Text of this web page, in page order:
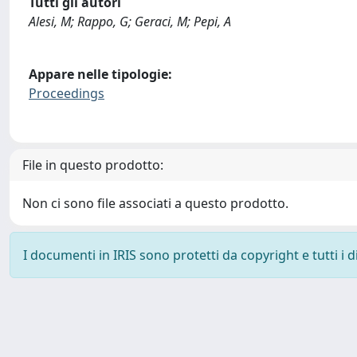
Alesi, M; Rappo, G; Geraci, M; Pepi, A
Appare nelle tipologie:
Proceedings
File in questo prodotto:
Non ci sono file associati a questo prodotto.
I documenti in IRIS sono protetti da copyright e tutti i